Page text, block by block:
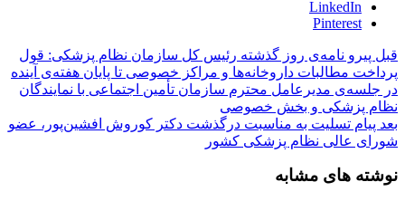
LinkedIn
Pinterest
قبل پیرو نامه‌ی روز گذشته رئیس کل سازمان نظام پزشکی: قول
پرداخت مطالبات داروخانه‌ها و مراکز خصوصی تا پایان هفته‌ی آینده
در جلسه‌ی مدیرعامل محترم سازمان تأمین اجتماعی با نمایندگان
نظام پزشکی و بخش خصوصی
بعد پیام تسلیت به مناسبت درگذشت دکتر کوروش افشین‌پور، عضو
شورای عالی نظام پزشکی کشور
نوشته های مشابه